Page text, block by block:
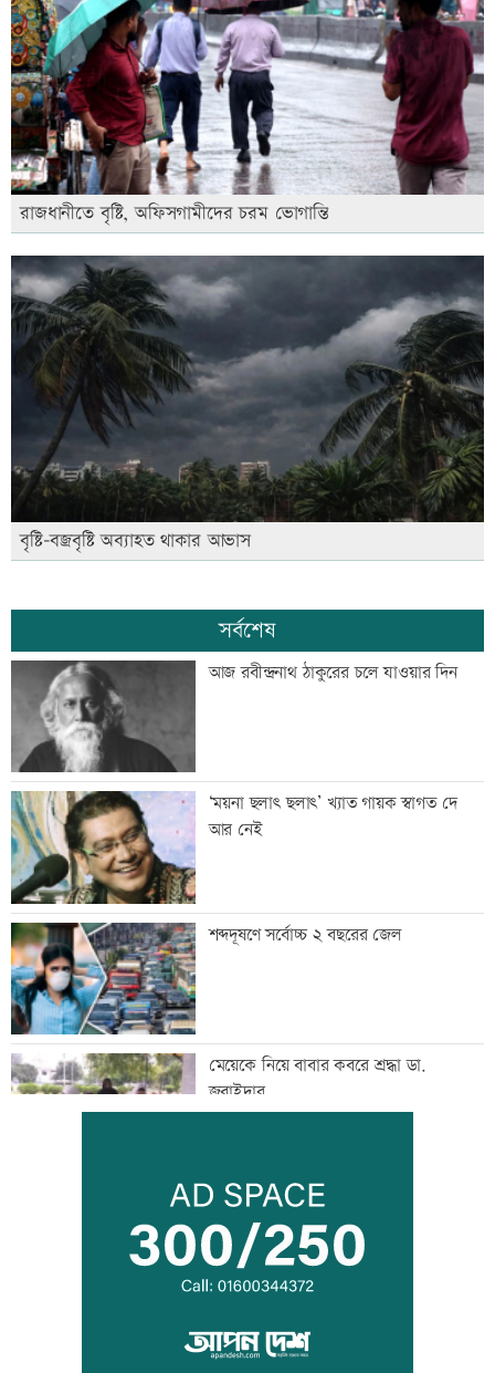
রাজধানীতে বৃষ্টি, অফিসগামীদের চরম ভোগান্তি
বৃষ্টি-বজ্রবৃষ্টি অব্যাহত থাকার আভাস
সর্বশেষ
আজ রবীন্দ্রনাথ ঠাকুরের চলে যাওয়ার দিন
‘ময়না ছলাৎ ছলাৎ’ খ্যাত গায়ক স্বাগত দে
আর নেই
শব্দদূষণে সর্বোচ্চ ২ বছরের জেল
মেয়েকে নিয়ে বাবার কবরে শ্রদ্ধা ডা.
জুবাইদার
রাষ্ট্রবিরোধী তৎপরতায় ৪০৪ শিক্ষক, ইবি
জিয়া পরিষদের নিন্দা
২৩তম রাষ্ট্রপতি নির্বাচন ২০ আগস্ট: ইসি